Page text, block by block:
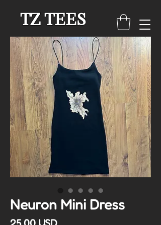
TZ TEES
Neuron Mini Dress
Cena